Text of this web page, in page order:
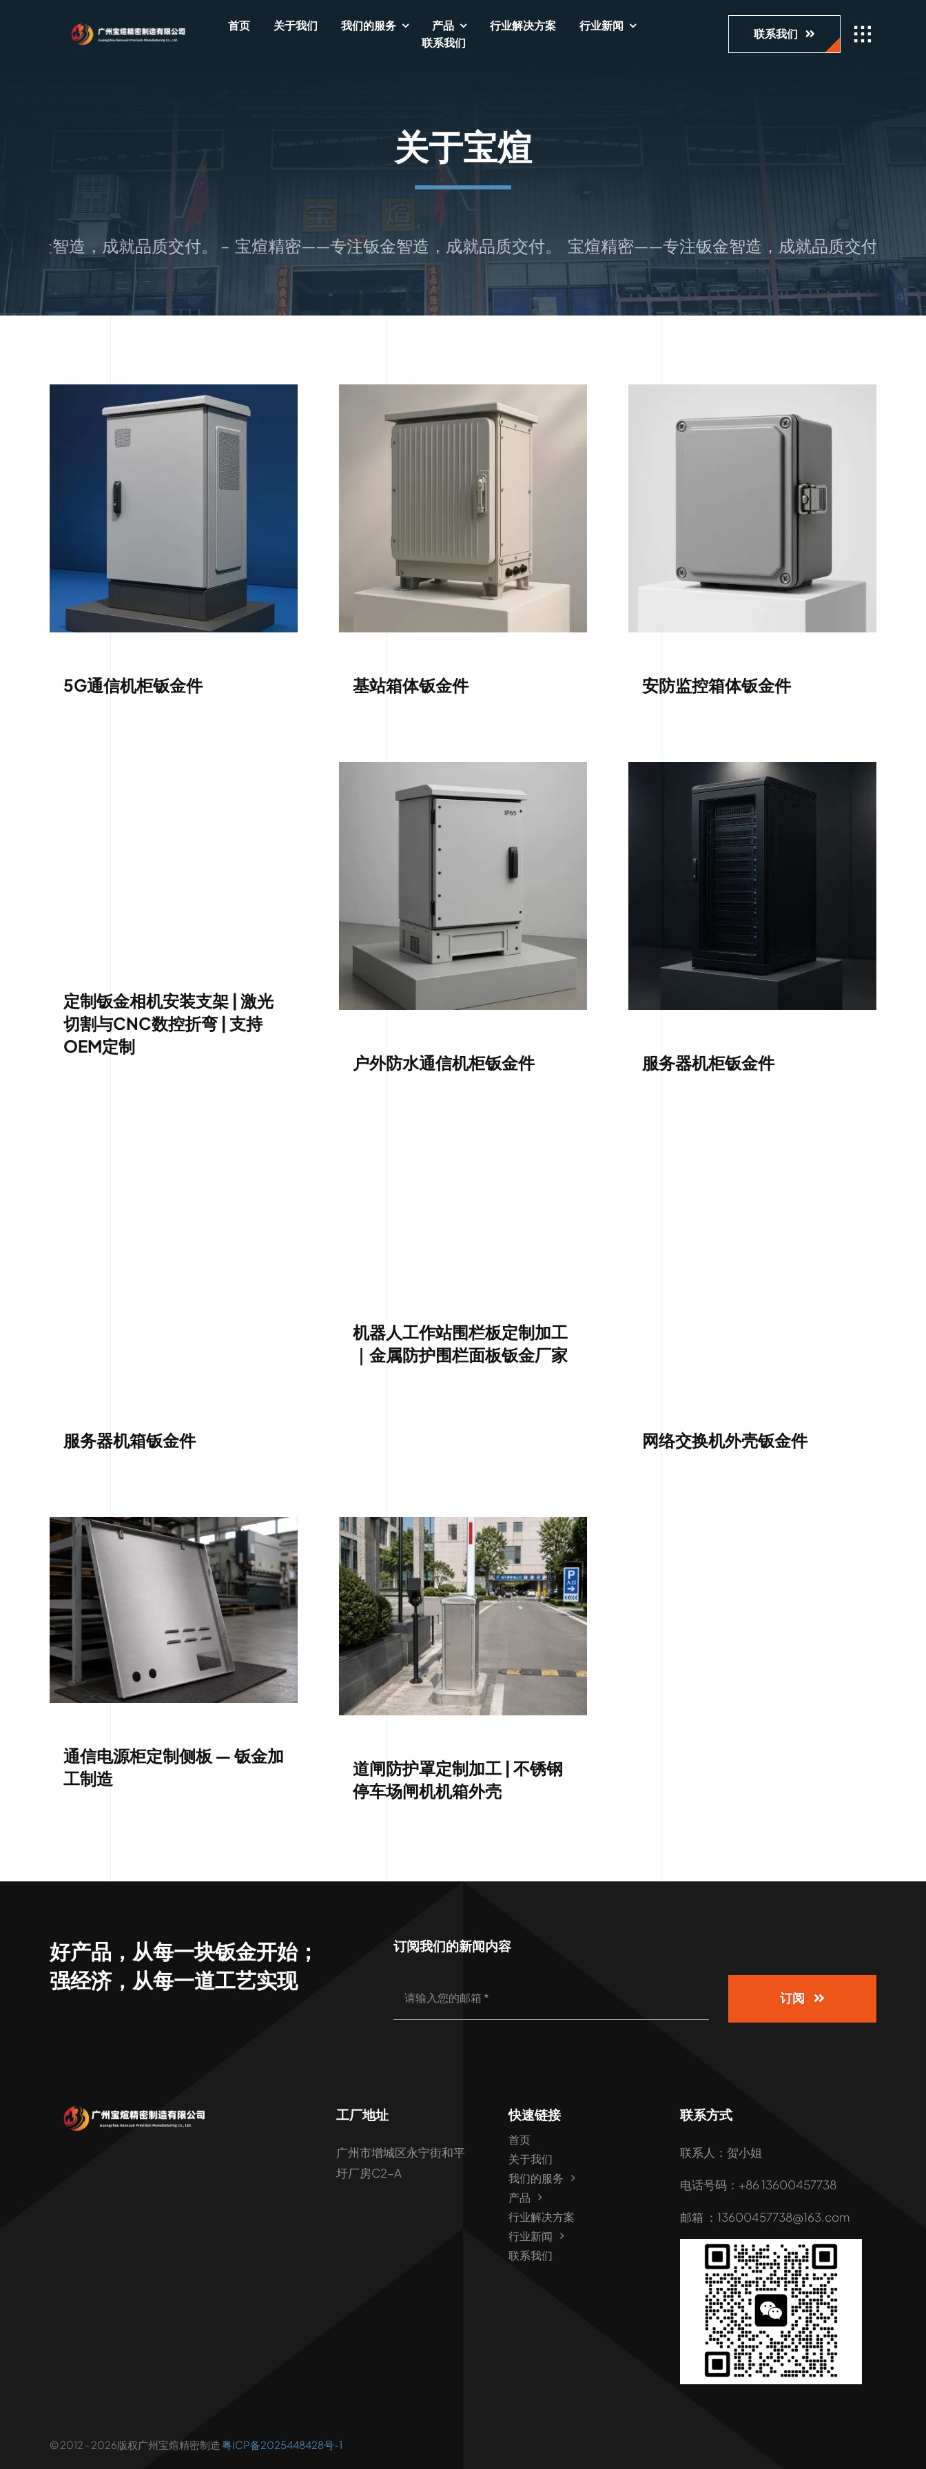
首页 关于我们 我们的服务 产品 行业解决方案
行业新闻
联系我们
联系我们
关于宝煊
造，成就品质交付。 – 宝煊精密——专注钣金智造，成就品质交付。 宝煊精密——专注钣金智造，成就品质交付。 – 宝煊
5G通信机柜钣金件 基站箱体钣金件 安防监控箱体钣金件
定制钣金相机安装支架 | 激光
切割与CNC数控折弯 | 支持
OEM定制
户外防水通信机柜钣金件 服务器机柜钣金件
服务器机箱钣金件
机器人工作站围栏板定制加工
｜金属防护围栏面板钣金厂家
网络交换机外壳钣金件
通信电源柜定制侧板 — 钣金加
工制造
道闸防护罩定制加工 | 不锈钢
停车场闸机机箱外壳
好产品，从每一块钣金开始；
强经济，从每一道工艺实现
订阅我们的新闻内容
订阅
工厂地址
广州市增城区永宁街和平
圩厂房C2-A
快速链接
首页
关于我们
我们的服务
产品
行业解决方案
行业新闻
联系我们
联系方式
联系人：贺小姐
电话号码：+86 13600457738
邮箱 ：13600457738@163.com
© 2012 - 2026版权广州宝煊精密制造粤ICP备2025448428号-1